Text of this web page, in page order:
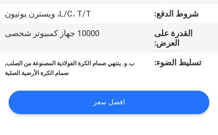
اتصل
أخبار
اطلب
اقتباس
شروط الدفع:
L/C، T/T، ويسترن يونيون
القدرة على
العرض:
10000 جهاز كمبيوتر شخصى
تسليط الضوء: ب.و. ينتهي صمام الكرة الفولاذية المصنوعة من الصلب,
صمام الكرة الأرضية الصلبة
افضل سعر